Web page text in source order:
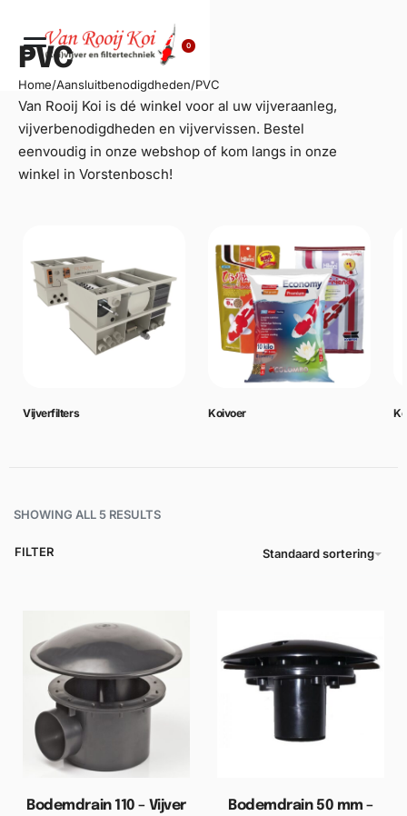
0
PVC
Home/Aansluitbenodigdheden/PVC
Van Rooij Koi is dé winkel voor al uw vijveraanleg,
vijverbenodigdheden en vijvervissen. Bestel
eenvoudig in onze webshop of kom langs in onze
winkel in Vorstenbosch!
Vijverfilters Koivoer
SHOWING ALL 5 RESULTS
Standaard sortering
FILTER
Bodemdrain 110 – Vijver
Bodemdrain 50 mm –